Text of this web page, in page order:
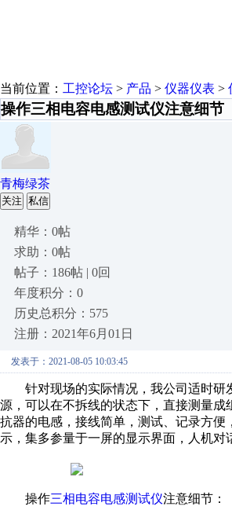
当前位置： 工控论坛 > 产品 > 仪器仪表 >
操作三相电容电感测试仪注意细节
青梅绿茶
关注 私信
精华：0帖
求助：0帖
帖子：186帖 | 0回
年度积分：0
历史总积分：575
注册：2021年6月01日
发表于：2021-08-05 10:03:45
针对现场的实际情况，我公司适时研
源，可以在不拆线的状态下，直接测量
抗器的电感，接线简单，测试、记录方
示，集多参量于一屏的显示界面，人机
操作三相电容电感测试仪注意细节：